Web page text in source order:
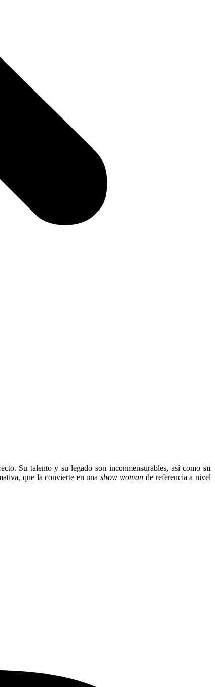
Su talento y su legado son inconmensurables, así comosu
que la convierte en una show womande referencia a nivel